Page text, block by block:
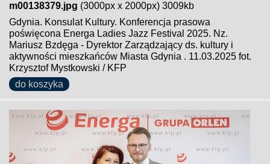
m00138379.jpg (3000px x 2000px) 3009kb
Gdynia. Konsulat Kultury. Konferencja prasowa
poświęcona Energa Ladies Jazz Festival 2025. Nz.
Mariusz Bzdęga - Dyrektor Zarządzający ds. kultury i
aktywności mieszkańców Miasta Gdynia . 11.03.2025 fot.
Krzysztof Mystkowski / KFP
do koszyka